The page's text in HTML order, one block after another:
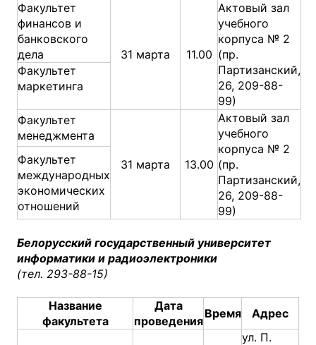
Факультет
финансов и
банковского
дела
31 марта 11.00
Актовый зал
учебного
корпуса № 2
(пр.
Партизанский,
26, 209-88-
99)
Факультет
маркетинга
Факультет
менеджмента
31 марта 13.00
Актовый зал
учебного
корпуса № 2
(пр.
Партизанский,
26, 209-88-
99)
Факультет
международных
экономических
отношений
Белорусский государственный университет
информатики и радиоэлектроники
(тел. 293-88-15)
Название
факультета
Дата
проведения
Время Адрес
ул. П.